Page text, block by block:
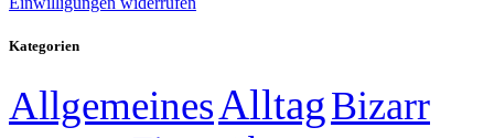
Kategorien
AllgemeinesAlltagBizarr